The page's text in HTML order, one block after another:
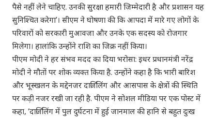
पैसे नहीं लेने चाहिए. उनकी सुरक्षा हमारी जिम्मेदारी है और प्रशासन यह
सुनिश्चित करेगा’। सीएम ने घोषणा की कि आपदा में मारे गए लोगों के
परिवारों को सरकारी मुआवजा और उनके एक सदस्य को रोजगार
मिलेगा। हालांकि उन्होंने राशि का जिक्र नहीं किया।
पीएम मोदी ने हर संभव मदद का दिया भरोसा: इधर प्रधानमंत्री नरेंद्र
मोदी ने मौतों पर शोक व्यक्त किया है. उन्होंने कहा है कि भारी बारिश
और भूस्खलन के मद्देनजर दार्जिलिंग और आसपास के क्षेत्रों की स्थिति
पर कड़ी नजर रखी जा रही है. पीएम ने सोशल मीडिया पर एक पोस्ट में
कहा, ‘दार्जिलिंग में पुल दुर्घटना में हुई जानमाल की हानि से बहुत दुःख